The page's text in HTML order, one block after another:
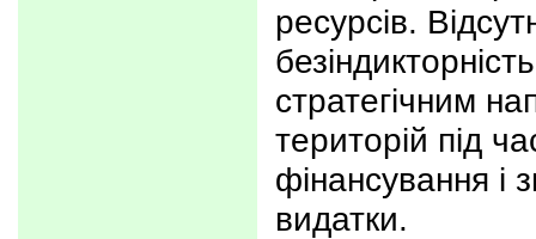
ресурсів.
стратегічним
територій під
фінансування і
видатки.